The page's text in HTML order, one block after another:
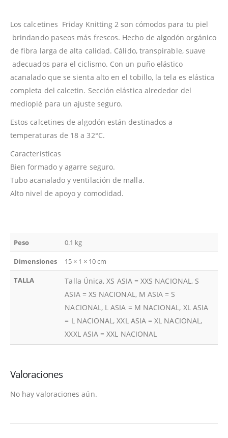
Los calcetines Friday Knitting 2 son cómodos para tu piel
brindando paseos más frescos. Hecho de algodón orgánico
de fibra larga de alta calidad. Cálido, transpirable, suave
adecuados para el ciclismo. Con un puño elástico
acanalado que se sienta alto en el tobillo, la tela es elástica
completa del calcetin. Sección elástica alrededor del
mediopié para un ajuste seguro.
Estos calcetines de algodón están destinados a
temperaturas de 18 a 32°C.
Características
Bien formado y agarre seguro.
Tubo acanalado y ventilación de malla.
Alto nivel de apoyo y comodidad.
Peso 0.1 kg
Dimensiones 15 × 1 × 10 cm
TALLA
Talla Única, XS ASIA = XXS NACIONAL, S
ASIA = XS NACIONAL, M ASIA = S
NACIONAL, L ASIA = M NACIONAL, XL ASIA
= L NACIONAL, XXL ASIA = XL NACIONAL,
XXXL ASIA = XXL NACIONAL
Valoraciones
No hay valoraciones aún.